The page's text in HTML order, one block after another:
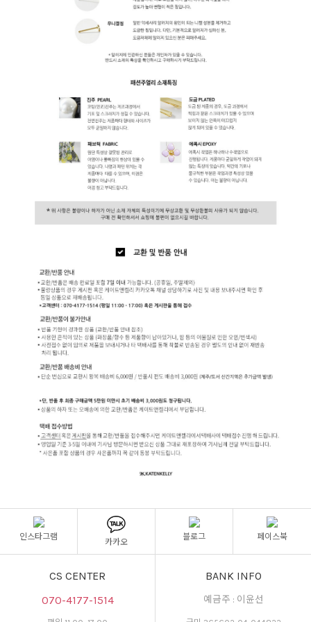
인스타그램
카카오
블로그 페이스북
CS CENTER
070-4177-1514
BANK INFO
예금주 : 이윤선